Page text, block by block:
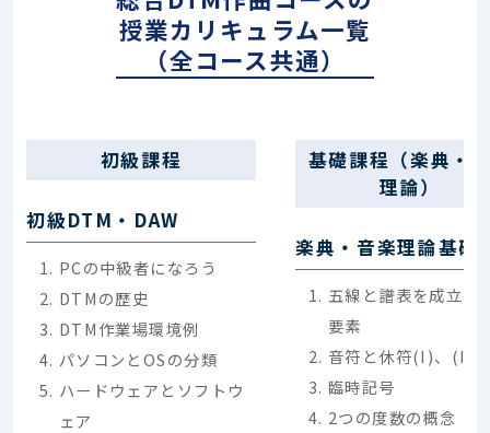
授業カリキュラム一覧
（全コース共通）
初級課程
初級DTM・DAW
PCの中級者になろう
DTMの歴史
DTM作業場環境例
パソコンとOSの分類
ハードウェアとソフトウ
ェア
基礎課程（楽典・
理論）
楽典・音楽理論基礎
五線と譜表を成立さ
要素
音符と休符(I)、(II)
臨時記号
2つの度数の概念